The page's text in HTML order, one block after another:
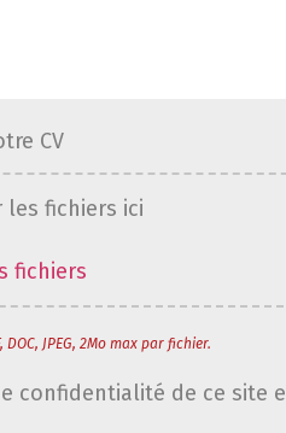
CV
les fichiers ici
fichiers
JPEG, 2Mo max par fichier.
confidentialité de ce site